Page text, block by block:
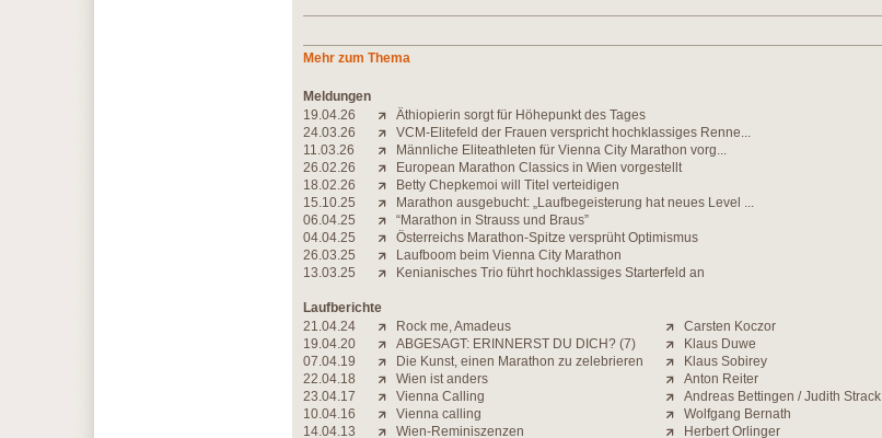
Mehr zum Thema
Meldungen
19.04.26
Äthiopierin sorgt für Höhepunkt des Tages
24.03.26
VCM-Elitefeld der Frauen verspricht hochklassiges Renne...
11.03.26
Männliche Eliteathleten für Vienna City Marathon vorg...
26.02.26
European Marathon Classics in Wien vorgestellt
18.02.26
Betty Chepkemoi will Titel verteidigen
15.10.25
Marathon ausgebucht: „Laufbegeisterung hat neues Level ...
06.04.25
“Marathon in Strauss und Braus”
04.04.25
Österreichs Marathon-Spitze versprüht Optimismus
26.03.25
Laufboom beim Vienna City Marathon
13.03.25
Kenianisches Trio führt hochklassiges Starterfeld an
Laufberichte
21.04.24
Rock me, Amadeus
Carsten Koczor
19.04.20
ABGESAGT: ERINNERST DU DICH? (7)
Klaus Duwe
07.04.19
Die Kunst, einen Marathon zu zelebrieren
Klaus Sobirey
22.04.18
Wien ist anders
Anton Reiter
23.04.17
Vienna Calling
Andreas Bettingen / Judith Strack
10.04.16
Vienna calling
Wolfgang Bernath
14.04.13
Wien-Reminiszenzen Herbert Orlinger